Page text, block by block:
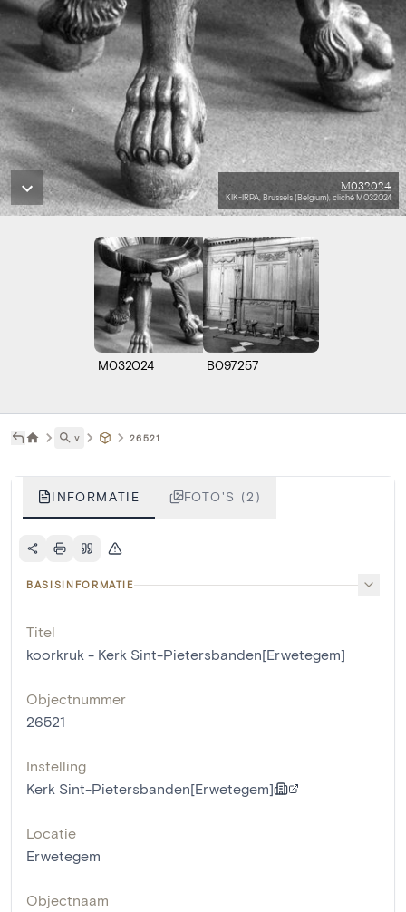
M032024
KIK-IRPA, Brussels (Belgium), cliché M032024
M032024 B097257
˅ 26521
INFORMATIE FOTO'S (2)
BASISINFORMATIE
Titel
koorkruk - Kerk Sint-Pietersbanden[Erwetegem]
Objectnummer
26521
Instelling
Kerk Sint-Pietersbanden[Erwetegem]
Locatie
Erwetegem
Objectnaam